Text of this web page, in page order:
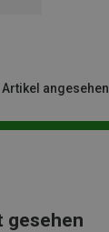
Artikel angesehen
gesehen